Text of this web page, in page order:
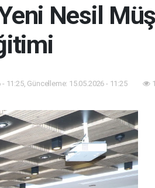
Nesil
11:25, Güncelleme: 15.05.2026 - 11:25